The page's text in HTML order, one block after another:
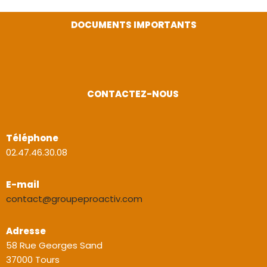
DOCUMENTS IMPORTANTS
CONTACTEZ-NOUS
Téléphone
02.47.46.30.08
E-mail
contact@groupeproactiv.com
Adresse
58 Rue Georges Sand
37000 Tours